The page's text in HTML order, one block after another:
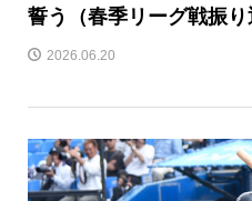
誓う（春季リーグ戦振
2026.06.20